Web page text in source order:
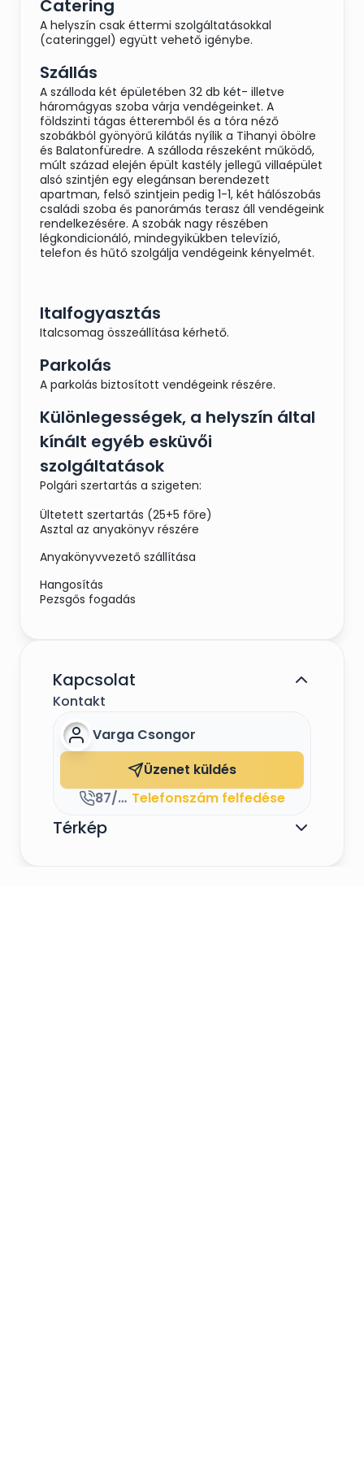
Esküvőket elsősorban májusban, júniusban,
szeptemberben és októberben vállalunk,
amennyiben a rendezvényhez szállásigény is
párosul, és eléri legalább a 70 főt, de nem haladja
meg a 120-at.
Amennyiben ajánlatunk felkeltette
érdeklődésüket, várjuk jelentkezésüket.
NTAK regisztrációs szám:SZ19000155
szálláshely típusa: szálloda
Catering
A helyszín csak éttermi szolgáltatásokkal
(cateringgel) együtt vehető igénybe.
Szállás
A szálloda két épületében 32 db két- illetve
háromágyas szoba várja vendégeinket. A
földszinti tágas étteremből és a tóra néző
szobákból gyönyörű kilátás nyílik a Tihanyi öbölre
és Balatonfüredre. A szálloda részeként működő,
múlt század elején épült kastély jellegű villaépület
alsó szintjén egy elegánsan berendezett
apartman, felső szintjein pedig 1-1, két hálószobás
családi szoba és panorámás terasz áll vendégeink
rendelkezésére. A szobák nagy részében
légkondicionáló, mindegyikükben televízió,
telefon és hűtő szolgálja vendégeink kényelmét.
Italfogyasztás
Italcsomag összeállítása kérhető.
Parkolás
A parkolás biztosított vendégeink részére.
Különlegességek, a helyszín által
kínált egyéb esküvői
szolgáltatások
Polgári szertartás a szigeten:
Ültetett szertartás (25+5 főre)
Asztal az anyakönyv részére
Anyakönyvvezető szállítása
Hangosítás
Pezsgős fogadás
Kapcsolat
Kontakt
Varga Csongor
Üzenet küldés
87/538-220 , 30/7560-001 Telefonszám felfedése
Térkép